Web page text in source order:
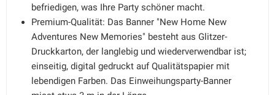
befriedigen, was Ihre Party schöner macht.
Premium-Qualität: Das Banner "New Home New
Adventures New Memories" besteht aus Glitzer-
Druckkarton, der langlebig und wiederverwendbar ist;
einseitig, digital gedruckt auf Qualitätspapier mit
lebendigen Farben. Das Einweihungsparty-Banner